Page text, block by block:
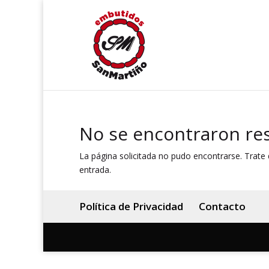
No se encontraron
La página solicitada no pudo encontrarse.
entrada.
Política de Privacidad Contacto